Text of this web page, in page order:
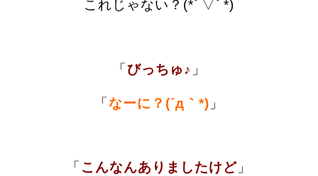
これじゃない？(*ﾟ▽ﾟ*)
「びっちゅ♪ 」
「なーに？(´д｀*) 」
「 こんなんありましたけど 」